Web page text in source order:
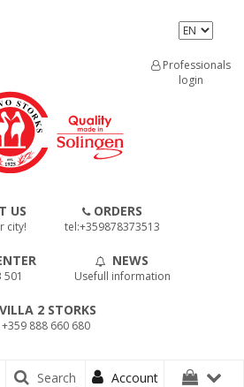
US
city!
ORDERS
tel:+359878373513
501
NEWS
Usefull information
VILLA 2 STORKS
+359 888 660 680
Professionals
login
Search Account